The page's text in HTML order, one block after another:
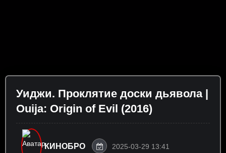
Уиджи. Проклятие доски дьявола |
Ouija: Origin of Evil (2016)
КИНОБРО 2025-03-29 13:41